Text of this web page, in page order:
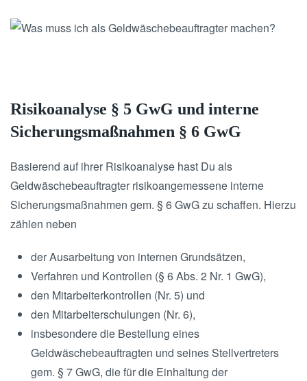
Risikoanalyse § 5 GwG und interne
Sicherungsmaßnahmen § 6 GwG
Basierend auf ihrer Risikoanalyse hast Du als
Geldwäschebeauftragter risikoangemessene interne
Sicherungsmaßnahmen gem. § 6 GwG zu schaffen. Hierzu
zählen neben
der Ausarbeitung von internen Grundsätzen,
Verfahren und Kontrollen (§ 6 Abs. 2 Nr. 1 GwG),
den Mitarbeiterkontrollen (Nr. 5) und
den Mitarbeiterschulungen (Nr. 6),
insbesondere die Bestellung eines
Geldwäschebeauftragten und seines Stellvertreters
gem. § 7 GwG, die für die Einhaltung der